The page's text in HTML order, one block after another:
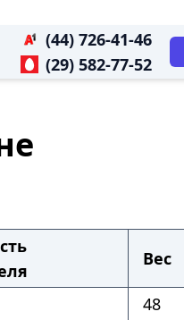
(44) 726-41-46
(29) 582-77-52
Вес
48